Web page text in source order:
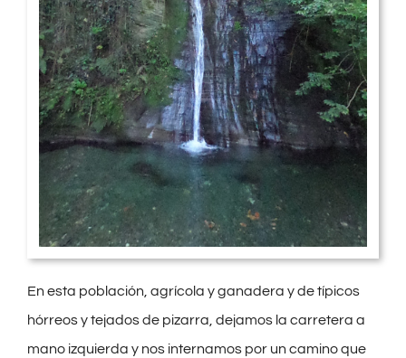
En esta población, agrícola y ganadera y de típicos
hórreos y tejados de pizarra, dejamos la carretera a
mano izquierda y nos internamos por un camino que